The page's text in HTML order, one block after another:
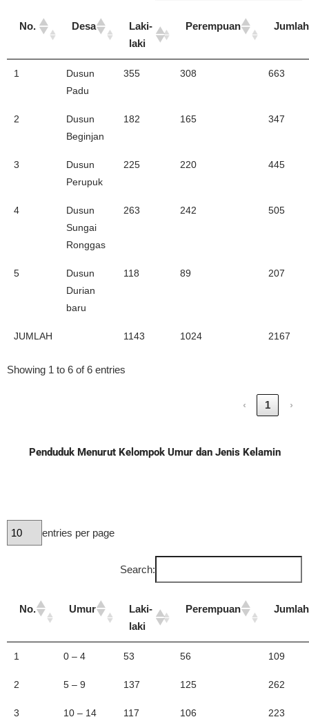
No. Desa
Laki-
laki
Perempuan Jumlah
1
Dusun
Padu
355 308 663
2
Dusun
Beginjan
182 165 347
3
Dusun
Perupuk
225 220 445
4
Dusun
Sungai
Ronggas
263 242 505
5
Dusun
Durian
baru
118 89 207
JUMLAH 1143 1024 2167
Showing 1 to 6 of 6 entries
‹ 1 ›
Penduduk Menurut Kelompok Umur dan Jenis Kelamin
entries per page
Search:
No. Umur
Laki-
laki
Perempuan Jumlah
1 0 – 4 53 56 109
2 5 – 9 137 125 262
3 10 – 14 117 106 223